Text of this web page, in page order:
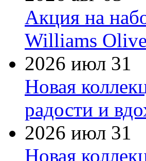
Акция на
Williams
2026 июл 31
Новая
радости и
2026 июл 31
Новая